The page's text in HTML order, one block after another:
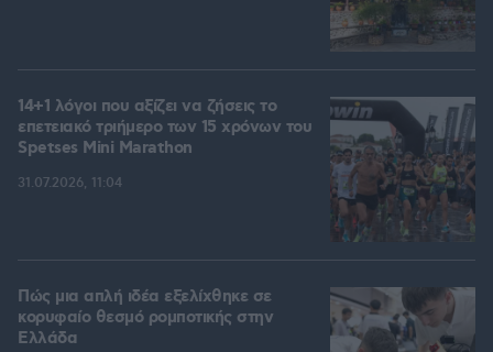
14+1 λόγοι που αξίζει να ζήσεις το
επετειακό τριήμερο των 15 χρόνων του
Spetses Mini Marathon
31.07.2026, 11:04
Πώς μια απλή ιδέα εξελίχθηκε σε
κορυφαίο θεσμό ρομποτικής στην
Ελλάδα